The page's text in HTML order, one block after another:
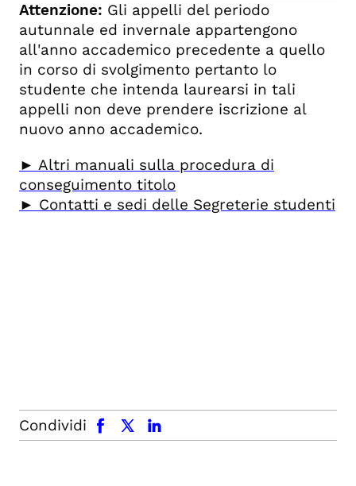
Attenzione: Gli appelli del periodo
autunnale ed invernale appartengono
all'anno accademico precedente a quello
in corso di svolgimento pertanto lo
studente che intenda laurearsi in tali
appelli non deve prendere iscrizione al
nuovo anno accademico.
► Altri manuali sulla procedura di
conseguimento titolo
► Contatti e sedi delle Segreterie studenti
Condividi
facebook x.com linkedin